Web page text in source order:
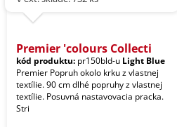
Premier 'colours Collecti
kód produktu: pr150bld-u Light Blue
Premier Popruh okolo krku z vlastnej
textílie. 90 cm dlhé popruhy z vlastnej
textílie. Posuvná nastavovacia pracka.
Stri